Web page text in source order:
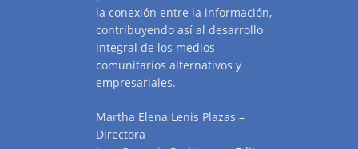
la conexión entre la información,
contribuyendo así al desarrollo
integral de los medios
comunitarios alternativos y
empresariales.
Martha Elena Lenis Plazas –
Directora